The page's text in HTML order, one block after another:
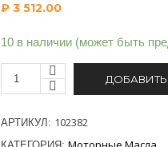
₽ 3 512.00
10 в наличии (может быть
АРТИКУЛ: 102382